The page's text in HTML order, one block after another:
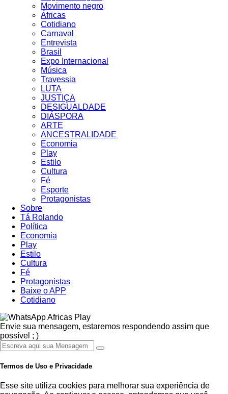
Movimento negro
Áfricas
Cotidiano
Carnaval
Entrevista
Brasil
Expo Internacional
Música
Travessia
LUTA
JUSTIÇA
DESIGUALDADE
DIÁSPORA
ARTE
ANCESTRALIDADE
Economia
Play
Estilo
Cultura
Fé
Esporte
Protagonistas
Sobre
Tá Rolando
Política
Economia
Play
Estilo
Cultura
Fé
Protagonistas
Baixe o APP
Cotidiano
Africas Play
Envie sua mensagem, estaremos respondendo assim que
possível ; )
Termos de Uso e Privacidade
Esse site utiliza cookies para melhorar sua experiência de